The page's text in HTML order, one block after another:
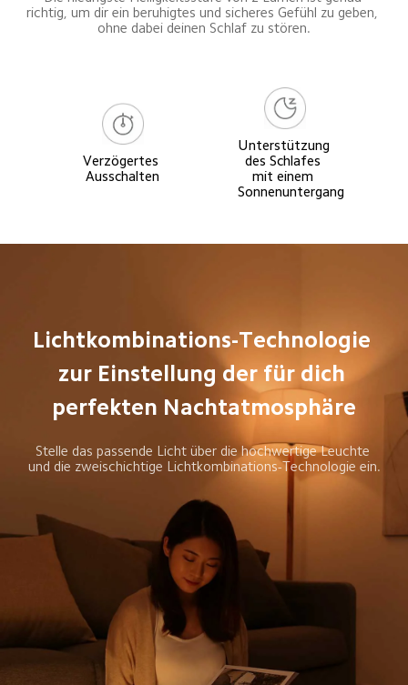
richtig, um dir ein beruhigtes und sicheres Gefühl zu geben,
ohne dabei deinen Schlaf zu stören.
Verzögertes
Ausschalten
Unterstützung
des Schlafes
mit einem
Sonnenuntergang
Lichtkombinations-Technologie
zur Einstellung der für dich
perfekten Nachtatmosphäre
Stelle das passende Licht über die hochwertige Leuchte
und die zweischichtige Lichtkombinations-Technologie ein.